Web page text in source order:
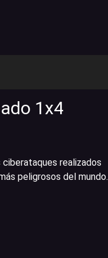
1x4
realizados
peligrosos del mundo.